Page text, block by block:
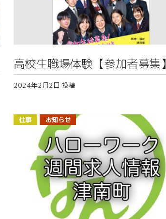
高校生職場体験【参加者募集】
2024年2月2日 投稿
仕事 お知らせ